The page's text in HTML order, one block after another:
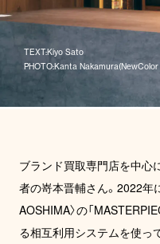
TEXT:Kiyo Sato
PHOTO:Kanta Nakamura(NewColor
ブランド買取専門店を中心
者の嵜本晋輔さん。2022年
AOSHIMA〉の「
る相互利用システムを使っ